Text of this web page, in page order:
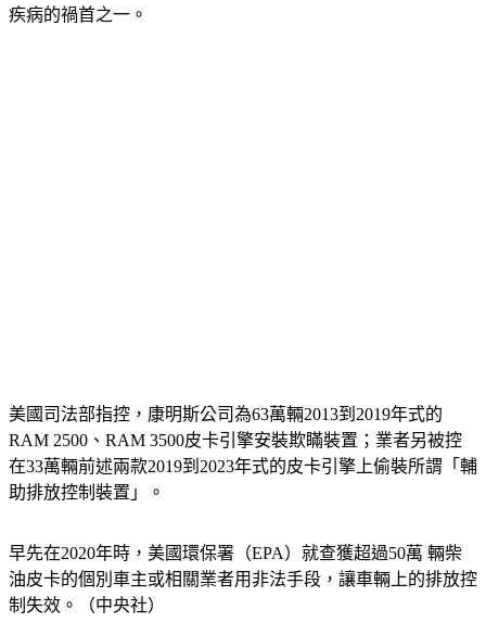
疾病的禍首之一。
美國司法部指控，康明斯公司為63萬輛2013到2019年式的
RAM 2500、RAM 3500皮卡引擎安裝欺瞞裝置；業者另被控
在33萬輛前述兩款2019到2023年式的皮卡引擎上偷裝所謂「輔
助排放控制裝置」。
早先在2020年時，美國環保署（EPA）就查獲超過50萬 輛柴
油皮卡的個別車主或相關業者用非法手段，讓車輛上的排放控
制失效。（中央社）